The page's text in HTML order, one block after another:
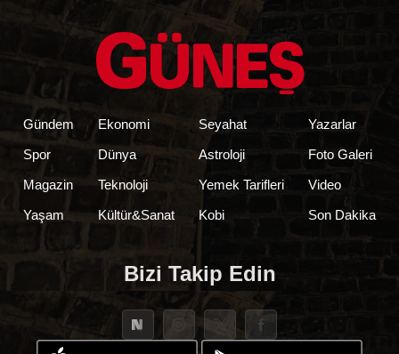
Gündem
Spor
Magazin
Yaşam
Ekonomi
Dünya
Teknoloji
Kültür&Sanat
Seyahat
Astroloji
Yemek Tarifleri
Kobi
Yazarlar
Foto Galeri
Video
Son Dakika
Bizi Takip Edin